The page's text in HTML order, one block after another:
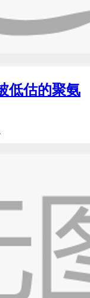
低估的聚氨